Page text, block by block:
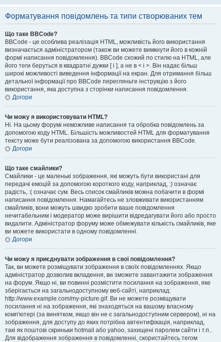
Форматування повідомлень та типи створюваних тем
Що таке BBCode?
BBCode - це особлива реалізація HTML, можливість його використання
визначається адміністратором (також ви можете вимкнути його в кожній
формі написання повідомлення). BBCode схожий по стилю на HTML, але
його теги беруться в квадратні дужки [ і ], а не в < і >. Він надає більш
широкі можливості виведення інформації на екран. Для отримання більш
детальної інформації про BBCode перегляньте інструкцію з його
використання, яка доступна з сторінки написання повідомлення.
Догори
Чи можу я використовувати HTML?
Ні. На цьому форумі неможливе написання та обробка повідомлень за
допомогою коду HTML. Більшість можливостей HTML для форматування
тексту може бути реалізована за допомогою використання BBCode.
Догори
Що таке смайлики?
Смайлики - це маленькі зображення, які можуть бути використані для
передачі емоцій за допомогою короткого коду, наприклад, :) означає
радість, :( означає сум. Весь список смайликів можна побачити в формі
написання повідомлення. Намагайтесь не зловживати використанням
смайликів, вони можуть швидко зробити ваше повідомлення
нечитабельним і модератор може вирішити відредагувати його або просто
видалити. Адміністратор форуму може обмежувати кількість смайликів, яке
ви можете використати в одному повідомленні.
Догори
Чи можу я приєднувати зображення в свої повідомлення?
Так, ви можете розміщувати зображення в своїх повідомленнях. Якщо
адміністратор дозволив вкладення, ви зможете завантажити зображення
на форум. Якщо ні, ви повинні розмістити посилання на зображення, яке
зберігається на загальнодоступному веб-сайті, наприклад:
http://www.example.com/my-picture.gif. Ви не можете розміщувати
посилання ні на зображення, які знаходяться на вашому власному
комп'ютері (за винятком, якщо він не є загальнодоступним сервером), ні на
зображення, для доступу до яких потрібна автентифікація, наприклад,
такі як поштові скриньки hotmail або yahoo, захищені паролем сайти і т.п..
Для відображення зображення в повідомленні, скористайтесь тегом